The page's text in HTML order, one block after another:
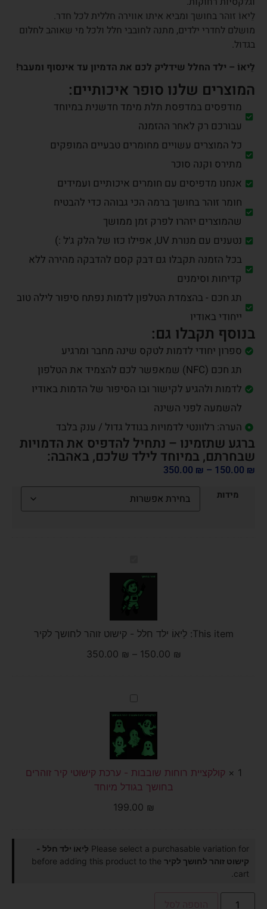
לֵיאוֹ זוהר בחושך ומביא איתו אווירה חללית לכל חדר.
מושלם לחדרי ילדים, מתנה לחובבי חלל ולכל מי שאוהב לחלום
בגדול.
לֵיאוֹ – ילד החלל שידליק לכם את הדמיון עד אינסוף ומעבר!
המוצרים שלנו סופר איכותיים:
מודפסים במדפסת תלת מימד חדשנית במיוחד
עבורכם רק לאחר ההזמנה
כל המוצרים עשויים מחומרים טבעיים המופקים
מתירס וקנה סוכר
אנחנו מדפיסים עם חומרים איכותיים ועמידים
חומר זוהר בחושך ברמה הכי גבוהה כדי להבטיח
שהמוצרים יזהרו לפרק זמן ממושך
נטענים עם מנורת UV, אפילו כזו של הלק ג׳ל :)
בכל הזמנה תקבלו גם דבק קסם להדבקה מהירה ללא
קדיחות וסימנים
תג חכם - בהצמדת הטלפון לדמות נפתח סיפור לילה טוב
ייחודי באודיו
בנוסף תקבלו גם:
ספרון יחודי לדמות לטקס שינה מחבר ומרגיע
תג חכם (NFC) שמאפשר לכם להצמיד את הטלפון
לדמות ולהגיע לקישור ובו הסיפור של הדמות באודיו
להשמעה לפני השינה
הערה: רלוונטי לדמויות בגודל גדול / ענק בלבד
ברגע שתזמינו – נתחיל להדפיס את הדמויות
שבחרתם, במיוחד לילד שלכם, באהבה:
150.00 ₪
–
350.00 ₪
מידות
חלל
-
קישוט
זוהר
לקיר
This item: לֵיאוֹ ילד חלל - קישוט זוהר לחושך לקיר
150.00 ₪
–
350.00 ₪
קולקציית
רוחות
שובבות
ערכת
קישוטי
קיר
זוהרים
בחושך
בגודל
מיוחד
1
× קולקציית רוחות שובבות - ערכת קישוטי קיר זוהרים
בחושך בגודל מיוחד
199.00 ₪
Please select a purchasable variation for לֵיאוֹ ילד חלל -
קישוט זוהר לחושך לקיר before adding this product to the
cart.